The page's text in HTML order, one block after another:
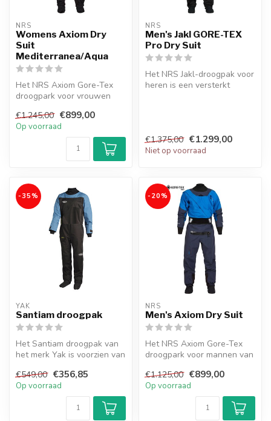
NRS
Womens Axiom Dry
Suit
Mediterranea/Aqua
Het NRS Axiom Gore-Tex
droogpark voor vrouwen
bekend mod...
€1.245,00 €899,00
Op voorraad
NRS
Men's Jakl GORE-TEX
Pro Dry Suit
Het NRS Jakl-droogpak voor
heren is een versterkt
€1.375,00 €1.299,00
Niet op voorraad
-35%
YAK
Santiam droogpak
Het Santiam droogpak van
het merk Yak is voorzien van
manc...
€549,00 €356,85
Op voorraad
-20%
NRS
Men's Axiom Dry Suit
Het NRS Axiom Gore-Tex
droogpark voor mannen van
mode...
€1.125,00 €899,00
Op voorraad